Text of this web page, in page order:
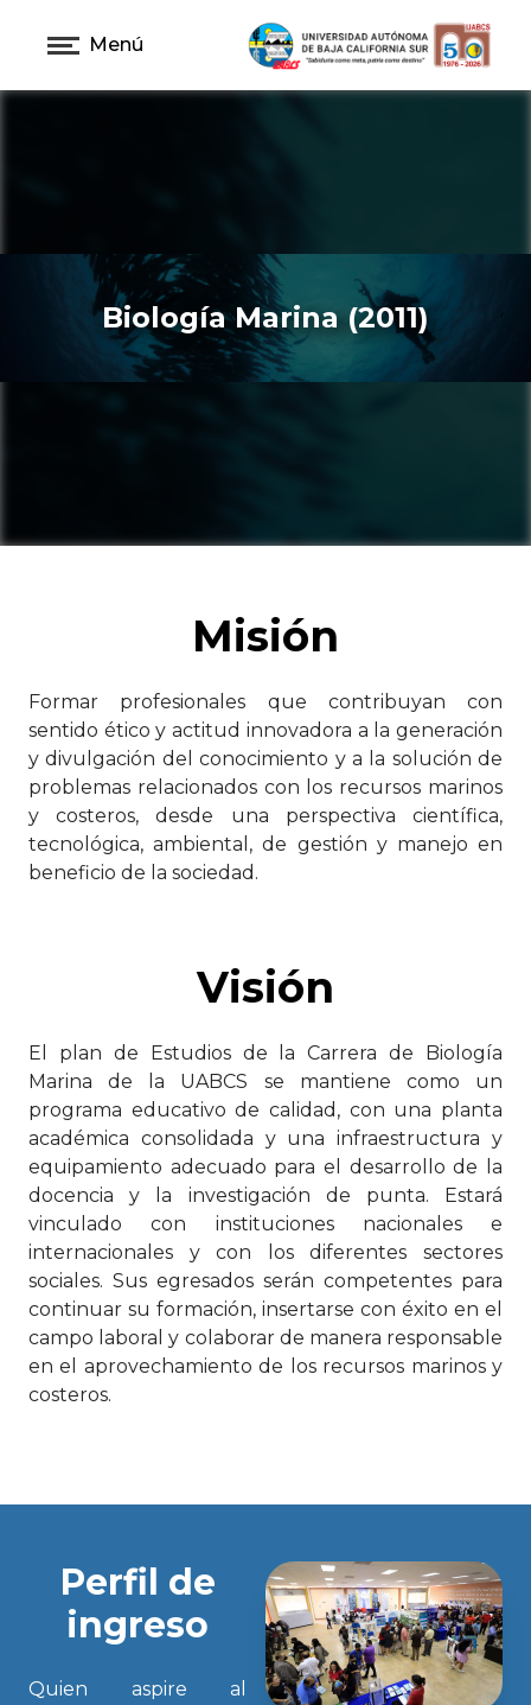
Menú
Biología Marina (2011)
Misión
Formar profesionales que contribuyan con
sentido ético y actitud innovadora a la generación
y divulgación del conocimiento y a la solución de
problemas relacionados con los recursos marinos
y costeros, desde una perspectiva científica,
tecnológica, ambiental, de gestión y manejo en
beneficio de la sociedad.
Visión
El plan de Estudios de la Carrera de Biología
Marina de la UABCS se mantiene como un
programa educativo de calidad, con una planta
académica consolidada y una infraestructura y
equipamiento adecuado para el desarrollo de la
docencia y la investigación de punta. Estará
vinculado con instituciones nacionales e
internacionales y con los diferentes sectores
sociales. Sus egresados serán competentes para
continuar su formación, insertarse con éxito en el
campo laboral y colaborar de manera responsable
en el aprovechamiento de los recursos marinos y
costeros.
Perfil de
ingreso
Quien aspire al